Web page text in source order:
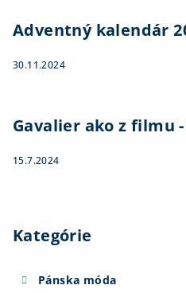
Adventný kalendár
30.11.2024
Gavalier ako z filmu
15.7.2024
Kategórie
Pánska móda